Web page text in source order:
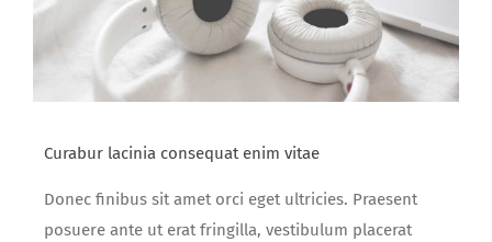
Curabur lacinia consequat enim vitae
Donec finibus sit amet orci eget ultricies. Praesent
posuere ante ut erat fringilla, vestibulum placerat